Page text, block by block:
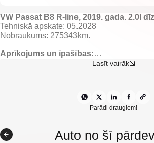
VW Passat B8 R-line, 2019. gada. 2.0l
Tehniskā apskate: 05.2028
Nobraukums: 275343km.
Aprīkojums un īpašības:
Melns ādas salons ar melnajiem griestiem.
Gaisa kondicionieris ar 3 zonu klimata
Start/stop sistēma.
Adaptīvā kruīza kontrole.
Lasīt vairāk
Parādi draugiem!
Auto no šī